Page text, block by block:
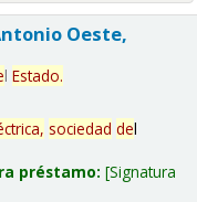
Oeste,
l Estado.
sociedad del
préstamo: Signatura